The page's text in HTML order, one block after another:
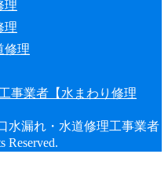
理
理
修理
水漏れ・水道修理工事業者
Reserved.